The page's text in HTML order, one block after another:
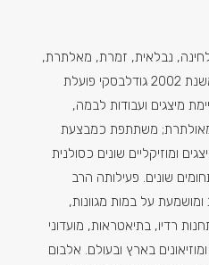
נבלאית, זמרת, מאלתרת,
אמנית מיצג, שחקנית ובמאית. משנת 2002 גודלבסקי פועלת
ועבודות לבמה,
משתתפת כמבצעת
שונים כסולנית
שונים. פעילותה הרב
על במות מגוונות,
בתיאטראות, מועדוני
בארץ ובעולם. אלבום